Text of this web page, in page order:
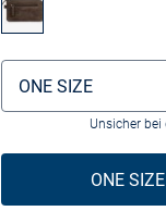
Größenauswahl
ONE SIZE
Unsicher bei
ONE